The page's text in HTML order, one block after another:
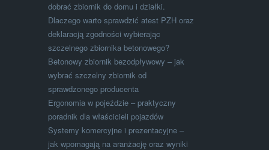
dobrać zbiornik do domu i działki.
Dlaczego warto sprawdzić atest PZH oraz
deklaracją zgodności wybierając
szczelnego zbiornika betonowego?
Betonowy zbiornik bezodpływowy – jak
wybrać szczelny zbiornik od
sprawdzonego producenta
Ergonomia w pojeździe – praktyczny
poradnik dla właścicieli pojazdów
Systemy komercyjne i prezentacyjne –
jak wpomagają na aranżację oraz wyniki